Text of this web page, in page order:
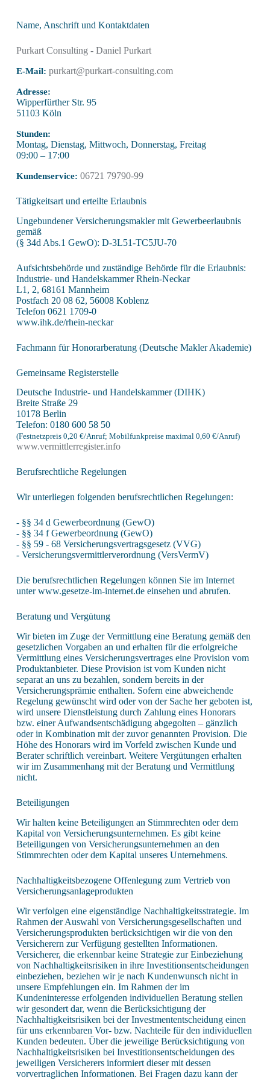
Name, Anschrift und Kontaktdaten
Purkart Consulting - Daniel Purkart
E-Mail: purkart@purkart-consulting.com
Adresse:
Wipperfürther Str. 95
51103 Köln
Stunden:
Montag, Dienstag, Mittwoch, Donnerstag, Freitag
09:00 – 17:00
Kundenservice: 06721 79790-99
Tätigkeitsart und erteilte Erlaubnis
Ungebundener Versicherungsmakler mit Gewerbeerlaubnis
gemäß
(§ 34d Abs.1 GewO): D-3L51-TC5JU-70
Aufsichtsbehörde und zuständige Behörde für die Erlaubnis:
Industrie- und Handelskammer Rhein-Neckar
L1, 2, 68161 Mannheim
Postfach 20 08 62, 56008 Koblenz
Telefon 0621 1709-0
www.ihk.de/rhein-neckar
Fachmann für Honorarberatung (Deutsche Makler Akademie)
Gemeinsame Registerstelle
Deutsche Industrie- und Handelskammer (DIHK)
Breite Straße 29
10178 Berlin
Telefon: 0180 600 58 50
(Festnetzpreis 0,20 €/​Anruf; Mobilfunk­preise maximal 0,60 €/​Anruf)
www​.ver​mitt​ler​re​gis​ter​.info
Berufsrechtliche Regelungen
Wir unterliegen folgenden berufsrechtlichen Regelungen:
- §§ 34 d Gewerbeordnung (GewO)
- §§ 34 f Gewerbeordnung (GewO)
- §§ 59 - 68 Versicherungsvertragsgesetz (VVG)
- Versicherungsvermittlerverordnung (VersVermV)
Die berufsrechtlichen Regelungen können Sie im Internet
unter www.gesetze-im-internet.de einsehen und abrufen.
Beratung und Vergütung
Wir bieten im Zuge der Vermittlung eine Beratung gemäß den
gesetzlichen Vorgaben an und erhalten für die erfolgreiche
Vermittlung eines Versicherungsvertrages eine Provision vom
Produktanbieter. Diese Provision ist vom Kunden nicht
separat an uns zu bezahlen, sondern bereits in der
Versicherungsprämie enthalten. Sofern eine abweichende
Regelung gewünscht wird oder von der Sache her geboten ist,
wird unsere Dienstleistung durch Zahlung eines Honorars
bzw. einer Aufwandsentschädigung abgegolten – gänzlich
oder in Kombination mit der zuvor genannten Provision. Die
Höhe des Honorars wird im Vorfeld zwischen Kunde und
Berater schriftlich vereinbart. Weitere Vergütungen erhalten
wir im Zusammenhang mit der Beratung und Vermittlung
nicht.
Beteiligungen
Wir halten keine Beteiligungen an Stimmrechten oder dem
Kapital von Versicherungsunternehmen. Es gibt keine
Beteiligungen von Versicherungsunternehmen an den
Stimmrechten oder dem Kapital unseres Unternehmens.
Nachhaltigkeitsbezogene Offenlegung zum Vertrieb von
Versicherungsanlageprodukten
Wir verfolgen eine eigenständige Nachhaltigkeitsstrategie. Im
Rahmen der Auswahl von Versicherungsgesellschaften und
Versicherungsprodukten berücksichtigen wir die von den
Versicherern zur Verfügung gestellten Informationen.
Versicherer, die erkennbar keine Strategie zur Einbeziehung
von Nachhaltigkeitsrisiken in ihre Investitionsentscheidungen
einbeziehen, beziehen wir je nach Kundenwunsch nicht in
unsere Empfehlungen ein. Im Rahmen der im
Kundeninteresse erfolgenden individuellen Beratung stellen
wir gesondert dar, wenn die Berücksichtigung der
Nachhaltigkeitsrisiken bei der Investmententscheidung einen
für uns erkennbaren Vor- bzw. Nachteile für den individuellen
Kunden bedeuten. Über die jeweilige Berücksichtigung von
Nachhaltigkeitsrisiken bei Investitionsentscheidungen des
jeweiligen Versicherers informiert dieser mit dessen
vorvertraglichen Informationen. Bei Fragen dazu kann der